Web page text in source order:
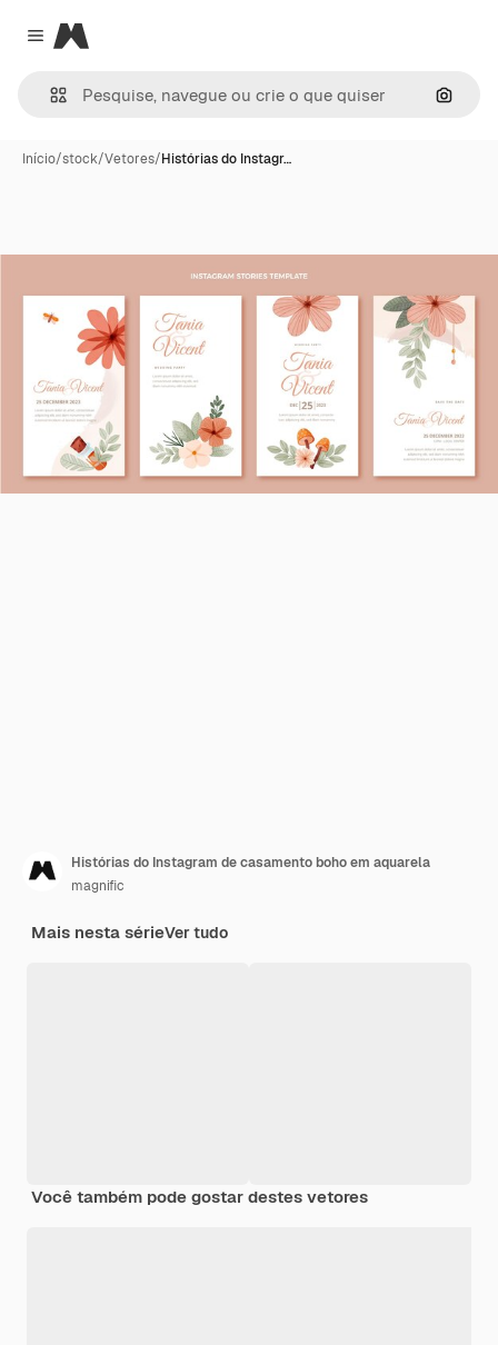
Close menu
Magnific
Início/stock/Vetores/Histórias do Instagr…
Histórias do Instagram de casamento boho em aquarela
magnific
Mais nesta sérieVer tudo
Você também pode gostar destes vetores